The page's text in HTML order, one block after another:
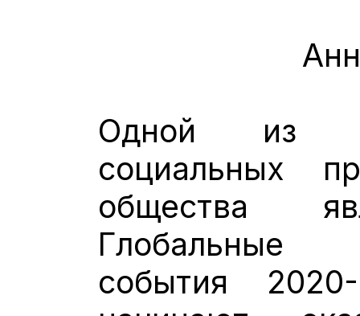
Одной из
социальных
общества
Глобальные
события